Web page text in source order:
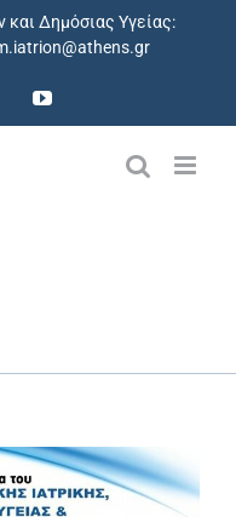
Δημόσιας Υγείας:
YouTube